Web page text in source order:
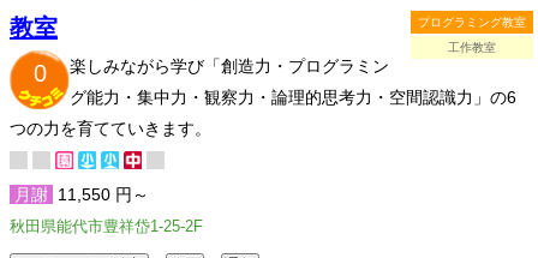
プログラミング教室
工作教室
教室
0
楽しみながら学び「創造力・プログラミン
グ能力・集中力・観察力・論理的思考力・空間認識力」の6
つの力を育てていきます。
月謝 11,550 円～
秋田県能代市豊祥岱1-25-2F